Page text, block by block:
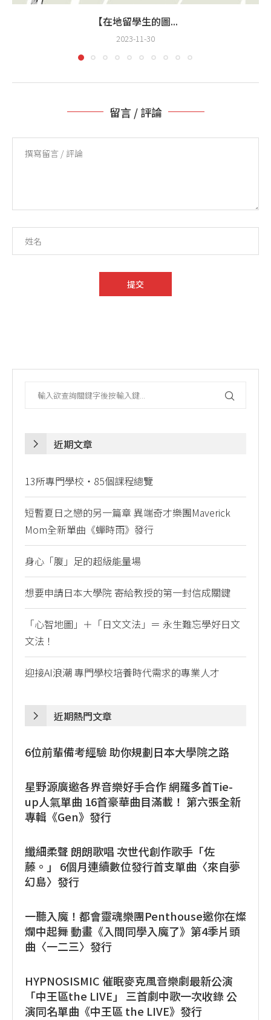
【在地留學生的圖...
2023-11-30
留言 / 評論
近期文章
13所專門學校・85個課程總覽
短暫夏日之戀的另一篇章 異端奇才樂團Maverick
Mom全新單曲《蟬時雨》發行
身心「腹」足的超級能量場
想要申請日本大學院 寄給教授的第一封信成關鍵
「心智地圖」＋「日文文法」＝ 永生難忘學好日文
文法！
迎接AI浪潮 專門學校培養時代需求的專業人才
近期熱門文章
6位前輩備考經驗 助你規劃日本大學院之路
星野源廣邀各界音樂好手合作 網羅多首Tie-
up人氣單曲 16首豪華曲目滿載！ 第六張全新
專輯《Gen》發行
纖細柔聲 朗朗歌唱 次世代創作歌手「佐
藤。」 6個月連續數位發行首支單曲〈來自夢
幻島〉發行
一聽入魔！都會靈魂樂團Penthouse邀你在燦
爛中起舞 動畫《入間同學入魔了》第4季片頭
曲〈一二三〉發行
HYPNOSISMIC 催眠麥克風音樂劇最新公演
「中王區the LIVE」 三首劇中歌一次收錄 公
演同名單曲《中王區 the LIVE》發行